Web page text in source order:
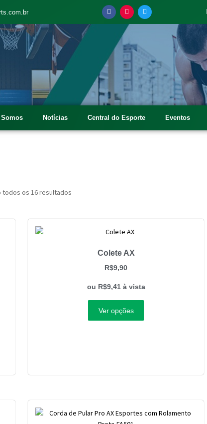
Notícias Central do Esporte Eventos
todos os 16 resultados
Colete AX
R$9,90
ou R$9,41 à vista
Ver opções